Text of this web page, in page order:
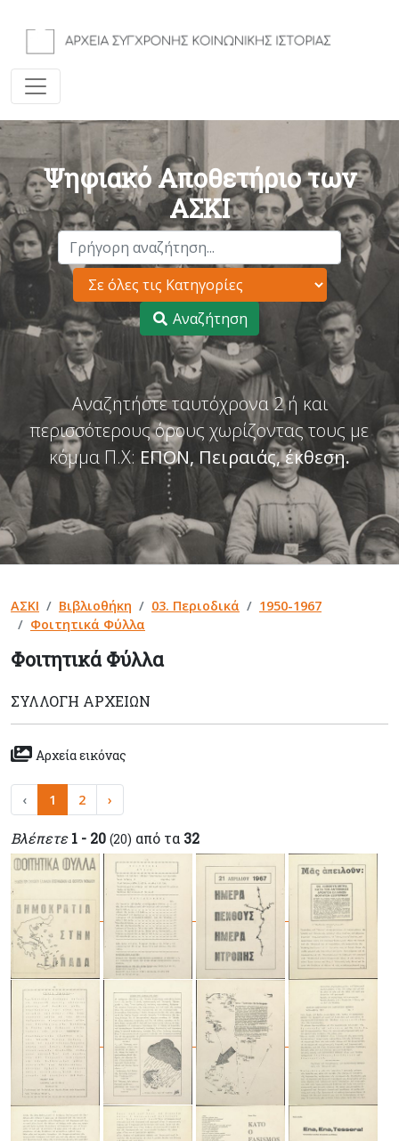
Ψηφιακό Αποθετήριο των
ΑΣΚΙ
Αναζήτηση
Αναζητήστε ταυτόχρονα 2 ή και
περισσότερους όρους χωρίζοντας τους με
κόμμα Π.Χ: ΕΠΟΝ, Πειραιάς, έκθεση.
ΑΣΚΙ Βιβλιοθήκη 03. Περιοδικά
1950-1967
Φοιτητικά Φύλλα
Φοιτητικά Φύλλα
ΣΥΛΛΟΓΉ ΑΡΧΕΊΩΝ
Αρχεία εικόνας
‹ 1 2 ›
Βλέπετε 1 - 20 (20) από τα 32